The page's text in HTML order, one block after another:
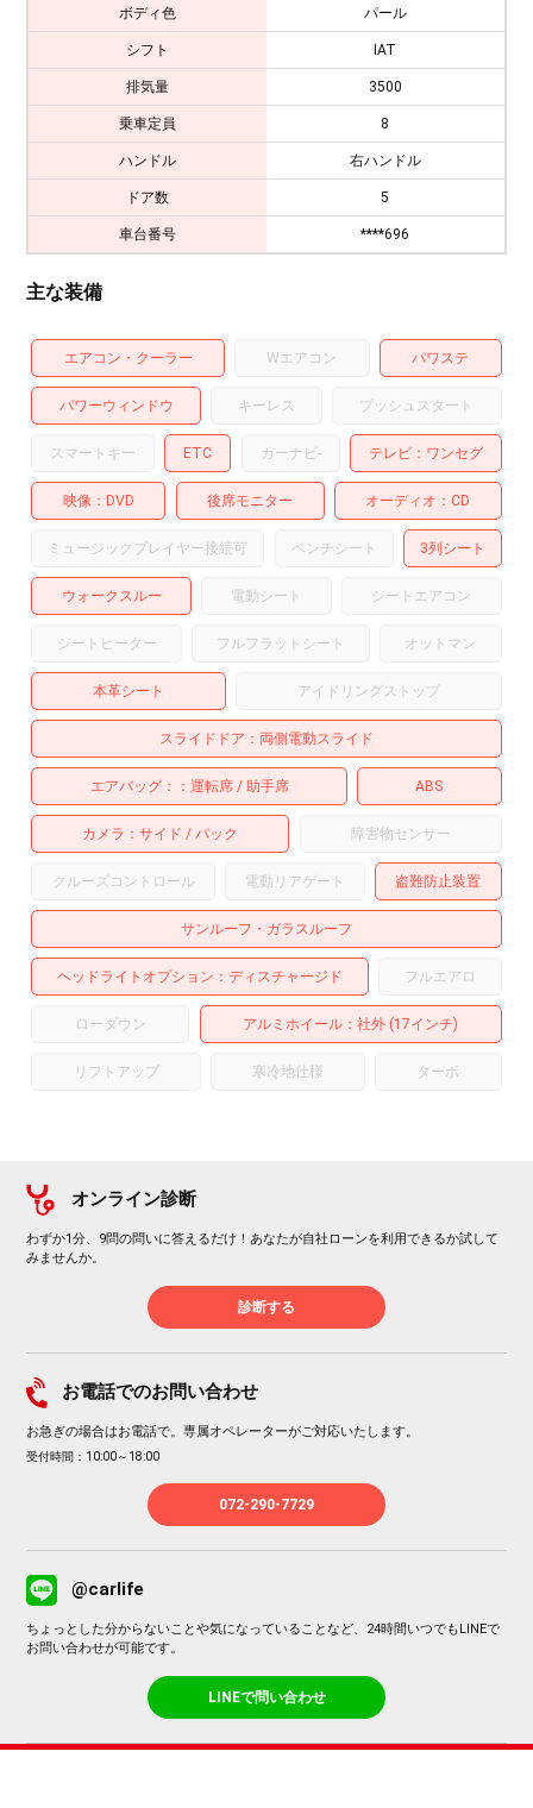
ボディ色 パール
シフト IAT
排気量 3500
乗車定員 8
ハンドル 右ハンドル
ドア数 5
車台番号 ****696
主な装備
エアコン・クーラー Wエアコン パワステ
パワーウィンドウ キーレス プッシュスタート
スマートキー ETC カーナビ- テレビ ワンセグ
映像 DVD 後席モニター オーディオ CD
ミュージックプレイヤー接続可 ベンチシート 3列シート
ウォークスルー 電動シート シートエアコン
シートヒーター フルフラットシート オットマン
本革シート アイドリングストップ
スライドドア 両側電動スライド
エアバッグ： 運転席 助手席 ABS
カメラ サイド バック 障害物センサー
クルーズコントロール 電動リアゲート 盗難防止装置
サンルーフ・ガラスルーフ
ヘッドライトオプション ディスチャージド フルエアロ
ローダウン アルミホイール ：社外 (17インチ)
リフトアップ 寒冷地仕様 ターボ
オンライン診断
わずか1分、9問の問いに答えるだけ！あなたが自社ローンを利用できるか試して
みませんか。
診断する
お電話でのお問い合わせ
お急ぎの場合はお電話で。専属オペレーターがご対応いたします。
受付時間：10:00～18:00
072-290-7729
@carlife
ちょっとした分からないことや気になっていることなど、24時間いつでもLINEで
お問い合わせが可能です。
LINEで問い合わせ